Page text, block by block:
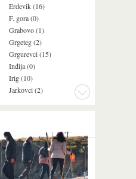
Erdevik (16)
F. gora (0)
Grabovo (1)
Grgeteg (2)
Grgurevci (15)
Inđija (0)
Irig (10)
Jarkovci (2)